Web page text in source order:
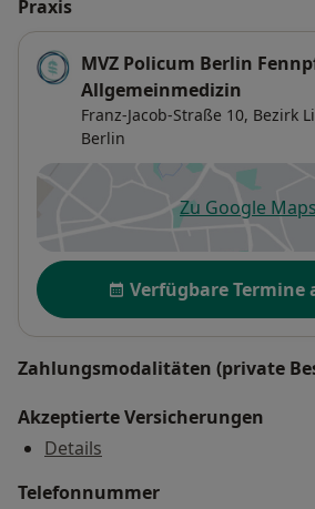
Praxis
MVZ Policum Berlin
Allgemeinmedizin
Franz-Jacob-Straße 10, Bezirk
Berlin
Zu Google Maps
öffnet
Verfügbarkeit
Verfügbare Termine
Zahlungsmodalitäten (private
Akzeptierte Versicherungen
Details
Telefonnummer